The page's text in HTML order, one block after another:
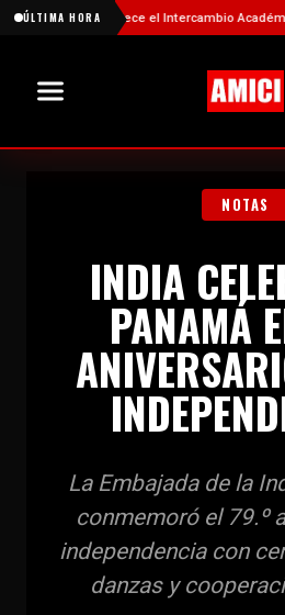
ÚLTIMA HORA
Fortalece el Intercambio Académico con
NOTAS
INDIA
PANAMÁ
La Embajada de la
conmemoró el 79.º
independencia con
danzas y